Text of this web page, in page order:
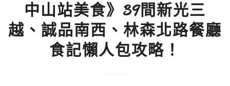
中山站美食》39間新光三
越、誠品南西、林森北路餐廳
食記懶人包攻略！